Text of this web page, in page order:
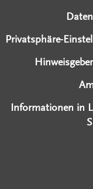
Privatsphäre-
Informationen in